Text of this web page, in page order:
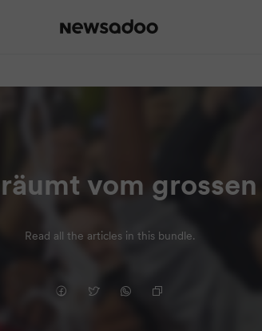
vom
Read all the articles in this bundle.